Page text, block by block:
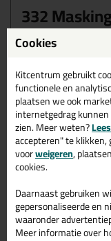
332
Dispenser
in combinatie met
statisch geladen,
uitrekken en zorgt
ondergrond en
verkrijgbaar in
achter.
Wanneer gebruik je
set
eenvoudig afplakken
voor het snel
vensters, meubels.
het creëren van
Cookies
Kitcentrum gebruikt
functionele en
plaatsen we ook
internetgedrag
zien. Meer weten?
accepteren" te klikken,
voorweigeren,
cookies.
Daarnaast gebruiken
gepersonaliseerde en
waaronder
Meer informatie over